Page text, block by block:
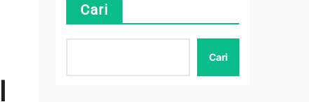
Cari
Cari